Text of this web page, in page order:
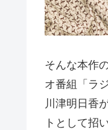
そんな本作
オ番組「ラ
川津明日香
トとして招